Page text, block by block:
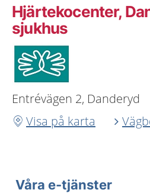
Hjärtekocenter,
sjukhus
Entrévägen 2, Danderyd
Visa på karta
Våra e-tjänster